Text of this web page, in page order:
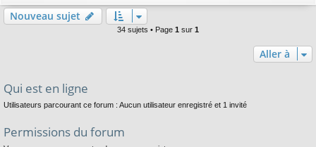
Nouveau sujet
34 sujets • Page 1 sur 1
Aller à
Qui est en ligne
Utilisateurs parcourant ce forum : Aucun utilisateur enregistré et 1 invité
Permissions du forum